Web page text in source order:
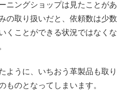
ニングショップは見たことがあ
の取り扱いだと、依頼数は少数
くことができる状況ではなくな
ように、いちおう革製品も取り
ものとなってしまいます。